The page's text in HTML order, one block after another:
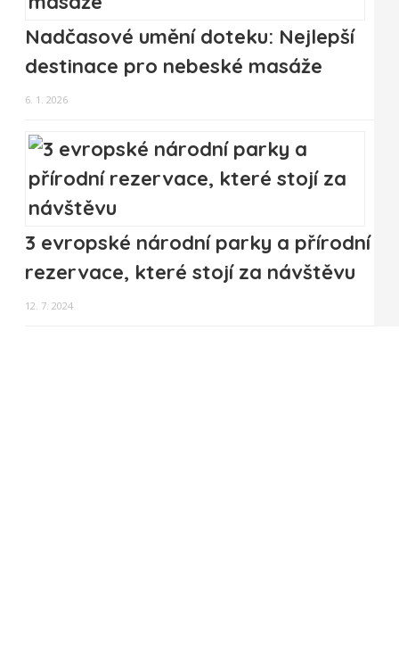
Nadčasové umění doteku: Nejlepší
destinace pro nebeské masáže
6. 1. 2026
3 evropské národní parky a přírodní
rezervace, které stojí za návštěvu
12. 7. 2024